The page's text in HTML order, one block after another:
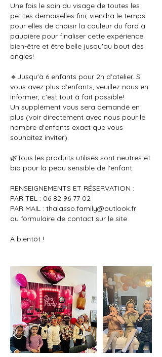
Une fois le soin du visage de toutes les
petites demoiselles fini, viendra le temps
pour elles de choisir la couleur du fard à
paupière pour finaliser cette expérience
bien-être et être belle jusqu'au bout des
ongles!
🔹Jusqu'à 6 enfants pour 2h d'atelier. Si
vous avez plus d'enfants, veuillez nous en
informer, c'est tout à fait possible!
Un supplément vous sera demandé en
plus (voir directement avec nous pour le
nombre d'enfants exact que vous
souhaitez inviter).
🌿Tous les produits utilisés sont neutres et
bio pour la peau sensible de l'enfant.
RENSEIGNEMENTS ET RÉSERVATION :
PAR TEL : 06 82 96 77 02
PAR MAIL : thalasso.family@outlook.fr
ou formulaire de contact sur le site